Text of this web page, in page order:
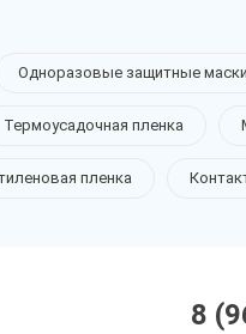
Одноразовые защитные маски
Термоусадочная пленка
пленка
8